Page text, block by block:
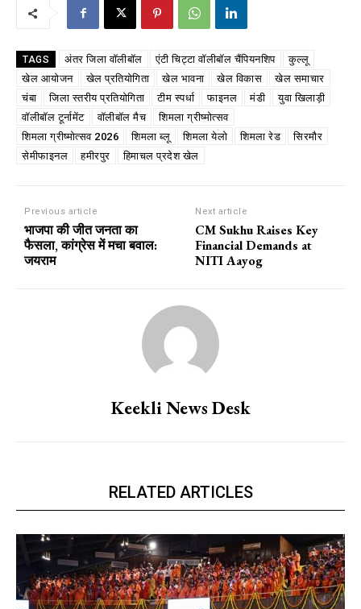
TAGS अंतर जिला वॉलीबॉल एंटी चिट्टा वॉलीबॉल चैंपियनशिप
कुल्लू
खेल आयोजन
खेल प्रतियोगिता खेल भावना खेल विकास
खेल समाचार
चंबा
जिला स्तरीय प्रतियोगिता टीम स्पर्धा फाइनल मंडी
युवा खिलाड़ी
वॉलीबॉल टूर्नामेंट
वॉलीबॉल मैच
शिमला ग्रीष्मोत्सव
शिमला ग्रीष्मोत्सव 2026
शिमला ब्लू शिमला येलो शिमला रेड
सिरमौर
सेमीफाइनल
हमीरपुर हिमाचल प्रदेश खेल
Previous article
भाजपा की जीत जनता का
फैसला, कांग्रेस में मचा बवाल:
जयराम
Next article
CM Sukhu Raises Key
Financial Demands at
NITI Aayog
Keekli News Desk
RELATED ARTICLES